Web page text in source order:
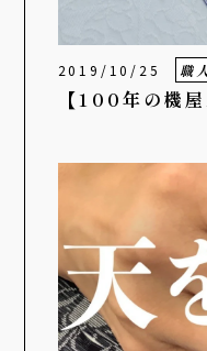
2019/10/25 職
【100年の機